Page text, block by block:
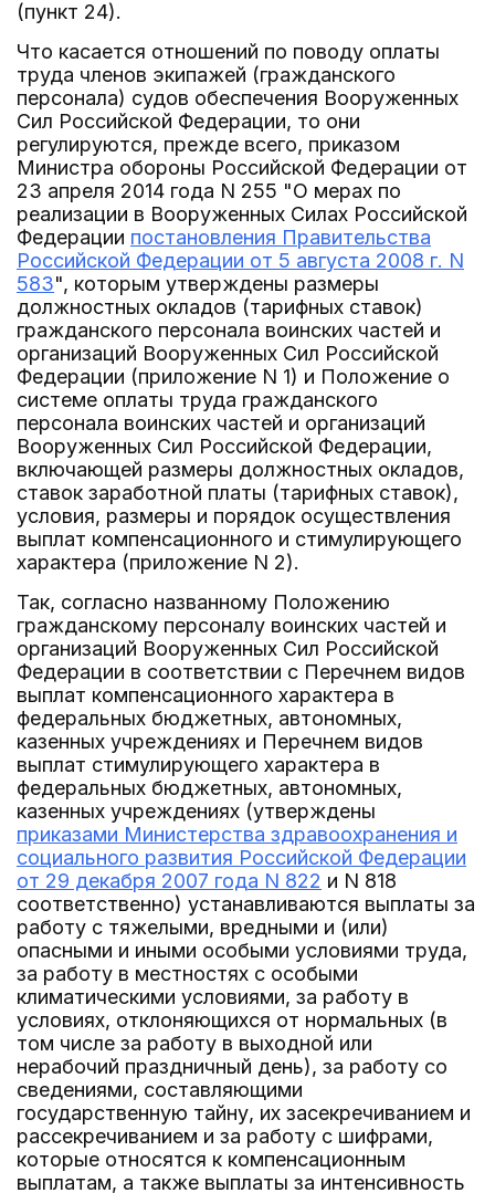
(пункт 24).
Что касается отношений по поводу оплаты
труда членов экипажей (гражданского
персонала) судов обеспечения Вооруженных
Сил Российской Федерации, то они
регулируются, прежде всего, приказом
Министра обороны Российской Федерации от
23 апреля 2014 года N 255 "О мерах по
реализации в Вооруженных Силах Российской
Федерации постановления Правительства
Российской Федерации от 5 августа 2008 г. N
583", которым утверждены размеры
должностных окладов (тарифных ставок)
гражданского персонала воинских частей и
организаций Вооруженных Сил Российской
Федерации (приложение N 1) и Положение о
системе оплаты труда гражданского
персонала воинских частей и организаций
Вооруженных Сил Российской Федерации,
включающей размеры должностных окладов,
ставок заработной платы (тарифных ставок),
условия, размеры и порядок осуществления
выплат компенсационного и стимулирующего
характера (приложение N 2).
Так, согласно названному Положению
гражданскому персоналу воинских частей и
организаций Вооруженных Сил Российской
Федерации в соответствии с Перечнем видов
выплат компенсационного характера в
федеральных бюджетных, автономных,
казенных учреждениях и Перечнем видов
выплат стимулирующего характера в
федеральных бюджетных, автономных,
казенных учреждениях (утверждены
приказами Министерства здравоохранения и
социального развития Российской Федерации
от 29 декабря 2007 года N 822 и N 818
соответственно) устанавливаются выплаты за
работу с тяжелыми, вредными и (или)
опасными и иными особыми условиями труда,
за работу в местностях с особыми
климатическими условиями, за работу в
условиях, отклоняющихся от нормальных (в
том числе за работу в выходной или
нерабочий праздничный день), за работу со
сведениями, составляющими
государственную тайну, их засекречиванием и
рассекречиванием и за работу с шифрами,
которые относятся к компенсационным
выплатам, а также выплаты за интенсивность